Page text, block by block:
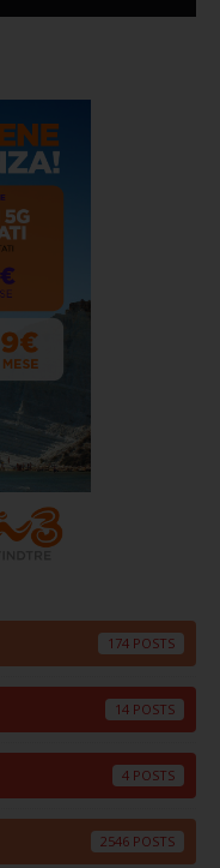
174
14
4
2546